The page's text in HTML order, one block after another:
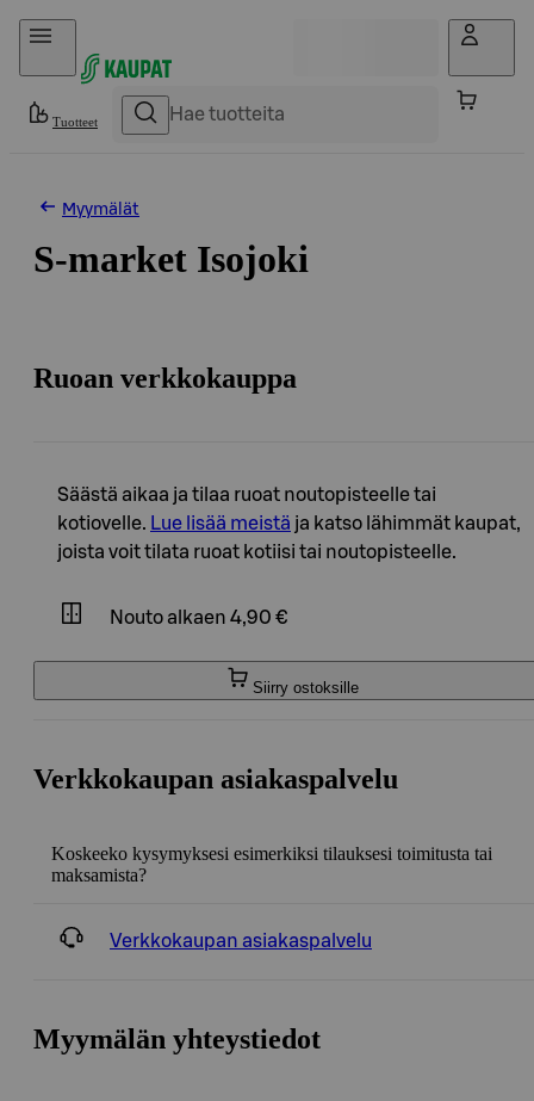
Hyppää sisältöön
Tuotteet
Myymälät
S-market Isojoki
Ruoan verkkokauppa
Säästä aikaa ja tilaa ruoat noutopisteelle tai
kotiovelle. Lue lisää meistä ja katso lähimmät kaupat,
joista voit tilata ruoat kotiisi tai noutopisteelle.
Nouto alkaen 4,90 €
Siirry ostoksille
Verkkokaupan asiakaspalvelu
Koskeeko kysymyksesi esimerkiksi tilauksesi toimitusta tai
maksamista?
Verkkokaupan asiakaspalvelu
Myymälän yhteystiedot